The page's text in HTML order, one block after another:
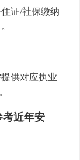
证/社保缴纳
供对应执业
近年安